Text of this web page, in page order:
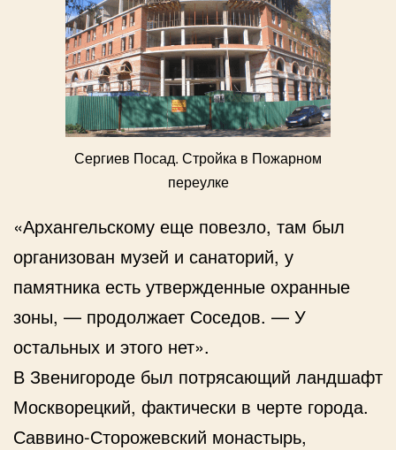
Сергиев Посад. Стройка в Пожарном
переулке
«Архангельскому еще повезло, там был
организован музей и санаторий, у
памятника есть утвержденные охранные
зоны, — продолжает Соседов. — У
остальных и этого нет».
В Звенигороде был потрясающий ландшафт
Москворецкий, фактически в черте города.
Саввино-Сторожевский монастырь,